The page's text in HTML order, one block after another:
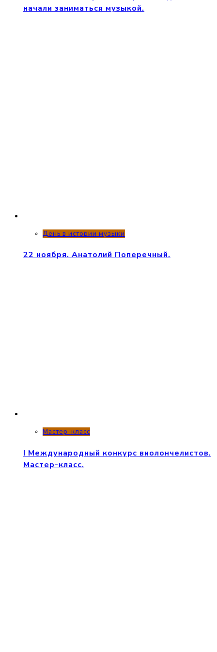
начали заниматься музыкой.
День в истории музыки
22 ноября. Анатолий Поперечный.
Мастер-класс
I Международный конкурс виолончелистов.
Мастер-класс.